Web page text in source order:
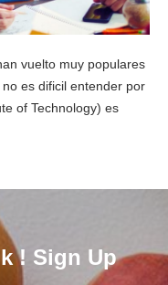
vuelto muy populares
es dificil entender por
of Technology) es
! Sign Up